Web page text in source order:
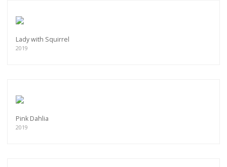
Lady with Squirrel
2019
Pink Dahlia
2019